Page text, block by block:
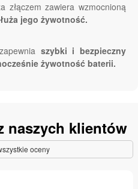
złączem zawiera wzmocnioną
jego żywotność.
szybki i bezpieczny
żywotność baterii.
naszych klientów
oceny